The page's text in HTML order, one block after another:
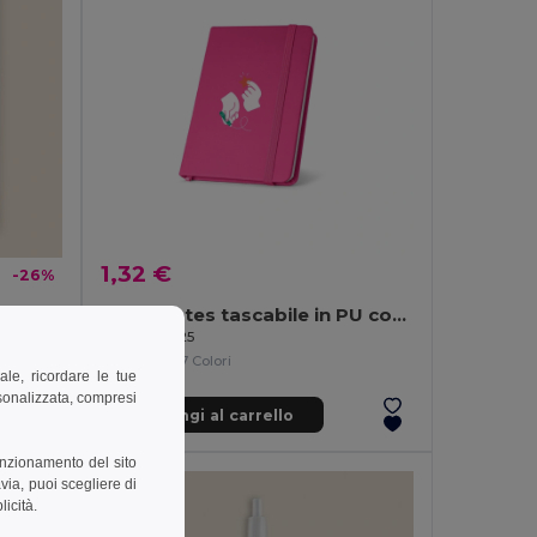
-26% 1,32 €
Block notes tascabile in PU con pagine lisce
Egotier 93425
+7 Colori
Aggiungi al carrello
ricordare le tue
compresi
del sito
puoi scegliere di